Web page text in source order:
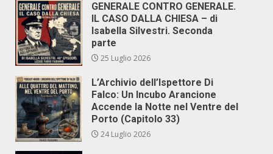
GENERALE CONTRO GENERALE.
IL CASO DALLA CHIESA – di
Isabella Silvestri. Seconda
parte
25 Luglio 2026
L’Archivio dell’Ispettore Di
Falco: Un Incubo Arancione
Accende la Notte nel Ventre del
Porto (Capitolo 33)
24 Luglio 2026